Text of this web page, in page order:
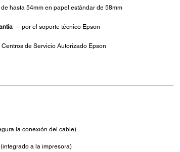
hasta 54mm en papel estándar de 58mm
— por el soporte técnico Epson
de Servicio Autorizado Epson
la conexión del cable)
a la impresora)